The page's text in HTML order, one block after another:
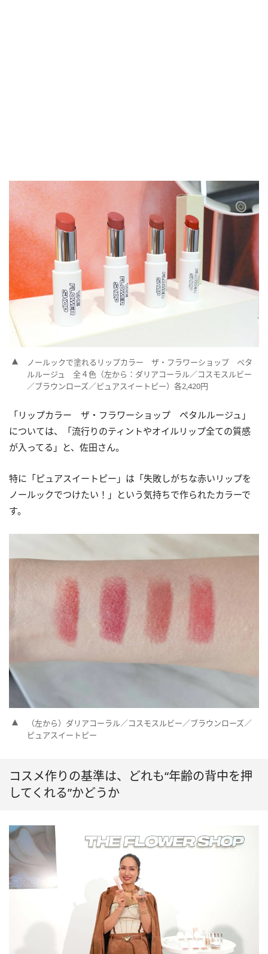
ノールックで塗れるリップカラー ザ・フラワーショップ ペタ
ルルージュ 全４色（左から：ダリアコーラル／コスモスルビー
／ブラウンローズ／ピュアスイートピー）各2,420円
「リップカラー ザ・フラワーショップ ペタルルージュ」
については、「流行りのティントやオイルリップ全ての質感
が入ってる」と、佐田さん。
特に「ピュアスイートピー」は「失敗しがちな赤いリップを
ノールックでつけたい！」という気持ちで作られたカラーで
す。
（左から）ダリアコーラル／コスモスルビー／ブラウンローズ／
ピュアスイートピー
コスメ作りの基準は、どれも“年齢の背中を押
してくれる”かどうか